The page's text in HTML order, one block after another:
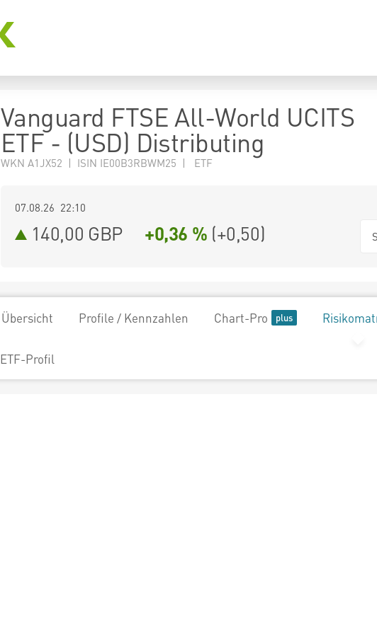
Vanguard FTSE All-World UCITS
ETF - (USD) Distributing
WKN A1JX52 | ISIN IE00B3RBWM25 | ETF
07.08.26 22:10
140,00 GBP +0,36 % (+0,50)
Übersicht Profile / Kennzahlen Chart-Pro
ETF-Profil